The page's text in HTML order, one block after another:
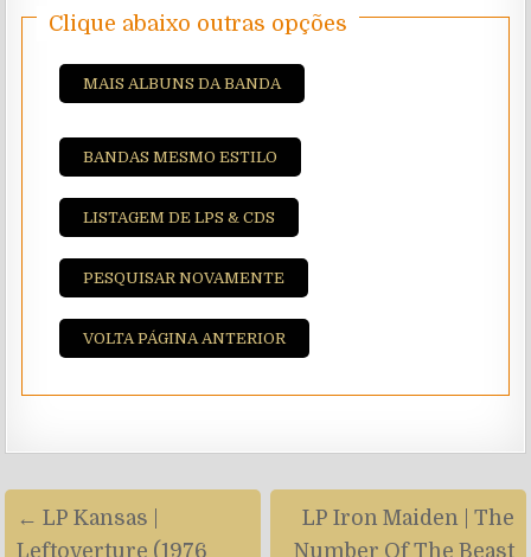
Clique abaixo outras opções
MAIS ALBUNS DA BANDA
BANDAS MESMO ESTILO
LISTAGEM DE LPS & CDS
PESQUISAR NOVAMENTE
VOLTA PÁGINA ANTERIOR
Navegação
de
LP Iron Maiden | The
Number Of The Beast
← LP Kansas |
Leftoverture (1976